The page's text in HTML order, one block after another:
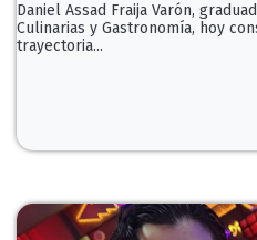
Daniel Assad Fraija Varón,
Culinarias y Gastronomía, hoy
trayectoria...